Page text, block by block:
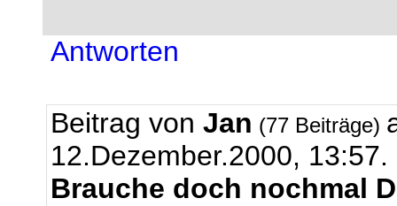
Antworten
Beitrag von Jan (77 Beiträge)
12.Dezember.2000, 13:57.
Brauche doch nochmal